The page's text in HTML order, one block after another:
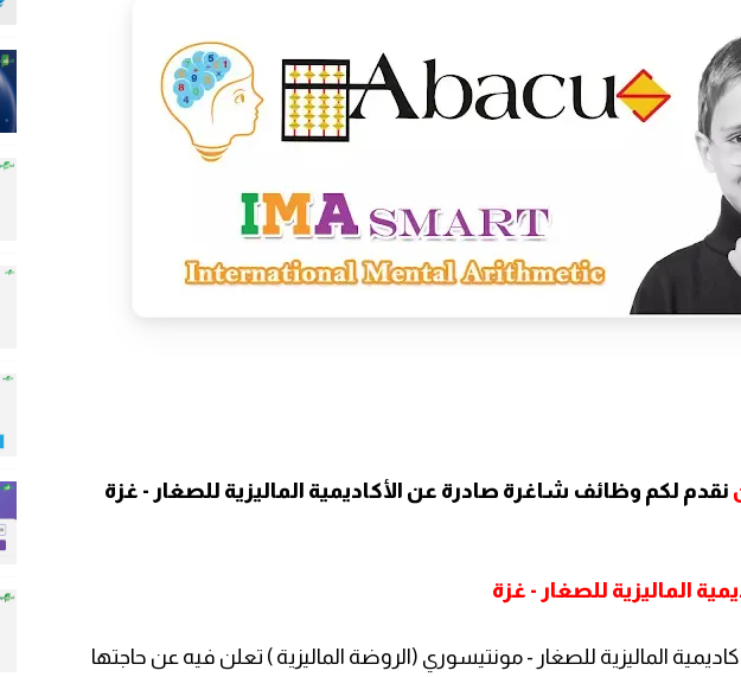
نقدم لكم وظائف شاغرة صادرة عن الأكاديمية الماليزية للصغار - غزة
الماليزية للصغار - غزة
الماليزية للصغار - مونتيسوري (الروضة الماليزية ) تعلن فيه عن حاجتها